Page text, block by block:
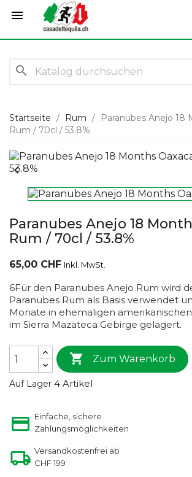

search
Startseite Rum
Paranubes Anejo 18
Rum / 70cl / 53.8%

Paranubes Anejo 18
Rum / 70cl / 53.8%
65,00 CHF Inkl. MwSt.
6Für den Paranubes Anejo Rum wird
Paranubes Rum als Basis verwendet
Monate in ehemaligen
im Sierra Mazateca Gebirge gelagert.
 Zum Warenkorb
Auf Lager 4 Artikel
Einfache, sichere
Zahlungsmöglichkeiten
Versandkostenfrei ab
CHF 199